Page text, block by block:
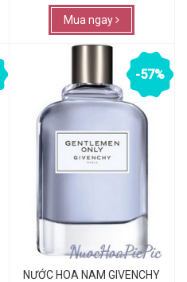
Mua ngay
-57%
NƯỚC HOA NAM GIVENCHY